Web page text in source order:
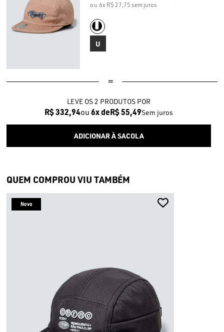
6x R$ 27,75 sem juros
U
LEVE OS 2 PRODUTOS
R$ 332,94 6x R$ 55,49Sem juros
QUEM COMPROU VIU TAMBÉM
Novo